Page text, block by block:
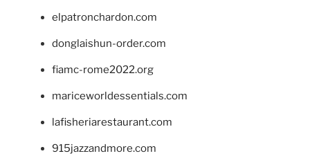
elpatronchardon.com
donglaishun-order.com
fiamc-rome2022.org
mariceworldessentials.com
lafisheriarestaurant.com
915jazzandmore.com